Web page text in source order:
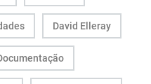
David Elleray